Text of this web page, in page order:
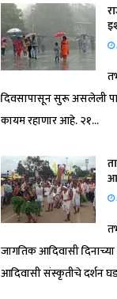
दिवसापासून सुरू असलेली
कायम रहाणार आहे. २१...
जागतिक आदिवासी
आदिवासी संस्कृतीचे दर्शन